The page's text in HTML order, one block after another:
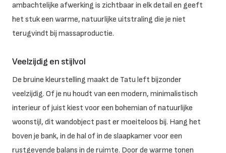
ambachtelijke afwerking is zichtbaar in elk detail en geeft
het stuk een warme, natuurlijke uitstraling die je niet
terugvindt bij massaproductie.
Veelzijdig en stijlvol
De bruine kleurstelling maakt de Tatu left bijzonder
veelzijdig. Of je nu houdt van een modern, minimalistisch
interieur of juist kiest voor een bohemian of natuurlijke
woonstijl, dit wandobject past er moeiteloos bij. Hang het
boven je bank, in de hal of in de slaapkamer voor een
rustgevende balans in de ruimte. Door de warme tonen